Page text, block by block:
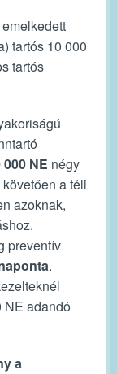
tartós 10 000
tartós
NE négy
követően a téli
azoknak,
preventív
.
NE adandó
a